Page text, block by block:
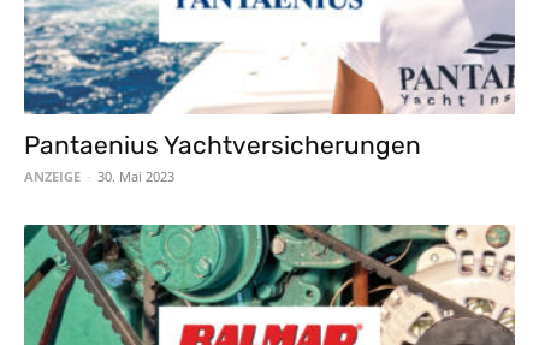
Pantaenius Yachtversicherungen
ANZEIGE - 30. Mai 2023